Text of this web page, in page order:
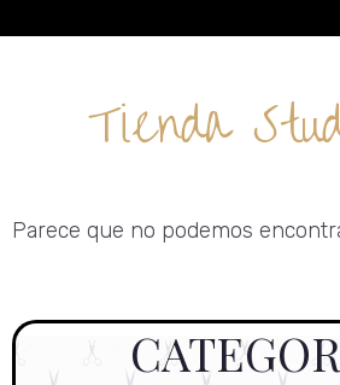
Tienda
Parece que no podemos